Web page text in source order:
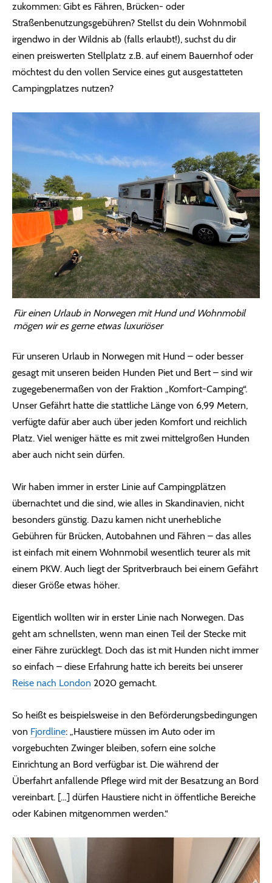
zukommen: Gibt es Fähren, Brücken- oder
Straßenbenutzungsgebühren? Stellst du dein Wohnmobil
irgendwo in der Wildnis ab (falls erlaubt!), suchst du dir
einen preiswerten Stellplatz z.B. auf einem Bauernhof oder
möchtest du den vollen Service eines gut ausgestatteten
Campingplatzes nutzen?
Für einen Urlaub in Norwegen mit Hund und Wohnmobil
mögen wir es gerne etwas luxuriöser
Für unseren Urlaub in Norwegen mit Hund – oder besser
gesagt mit unseren beiden Hunden Piet und Bert – sind wir
zugegebenermaßen von der Fraktion „Komfort-Camping“.
Unser Gefährt hatte die stattliche Länge von 6,99 Metern,
verfügte dafür aber auch über jeden Komfort und reichlich
Platz. Viel weniger hätte es mit zwei mittelgroßen Hunden
aber auch nicht sein dürfen.
Wir haben immer in erster Linie auf Campingplätzen
übernachtet und die sind, wie alles in Skandinavien, nicht
besonders günstig. Dazu kamen nicht unerhebliche
Gebühren für Brücken, Autobahnen und Fähren – das alles
ist einfach mit einem Wohnmobil wesentlich teurer als mit
einem PKW. Auch liegt der Spritverbrauch bei einem Gefährt
dieser Größe etwas höher.
Eigentlich wollten wir in erster Linie nach Norwegen. Das
geht am schnellsten, wenn man einen Teil der Stecke mit
einer Fähre zurücklegt. Doch das ist mit Hunden nicht immer
so einfach – diese Erfahrung hatte ich bereits bei unserer
Reise nach London 2020 gemacht.
So heißt es beispielsweise in den Beförderungsbedingungen
von Fjordline: „Haustiere müssen im Auto oder im
vorgebuchten Zwinger bleiben, sofern eine solche
Einrichtung an Bord verfügbar ist. Die während der
Überfahrt anfallende Pflege wird mit der Besatzung an Bord
vereinbart. […] dürfen Haustiere nicht in öffentliche Bereiche
oder Kabinen mitgenommen werden.“